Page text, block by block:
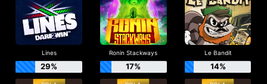
Lines
29%
Ronin Stackways
17%
Le Bandit
14%